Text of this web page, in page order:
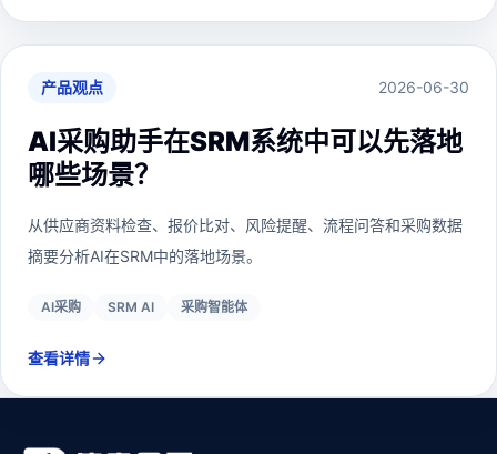
产品观点 2026-06-30
AI采购助手在SRM系统中可以先落地
哪些场景？
从供应商资料检查、报价比对、风险提醒、流程问答和采购数据
摘要分析AI在SRM中的落地场景。
AI采购 SRM AI 采购智能体
查看详情